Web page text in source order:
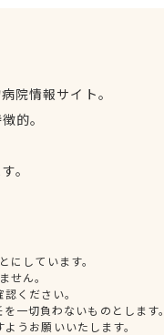
院情報サイト。
的。
。
しています。
せん。
ください。
一切負わないものとします。
うお願いいたします。